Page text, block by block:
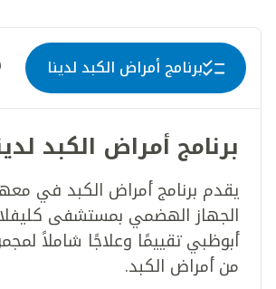
برنامج أمراض الكبد لدينا
برنامج أمراض الكبد
يقدم برنامج أمراض الكبد في
الجهاز الهضمي بمستشفى
أبوظبي تقييمًا وعلاجًا شاملاً
من أمراض الكبد.